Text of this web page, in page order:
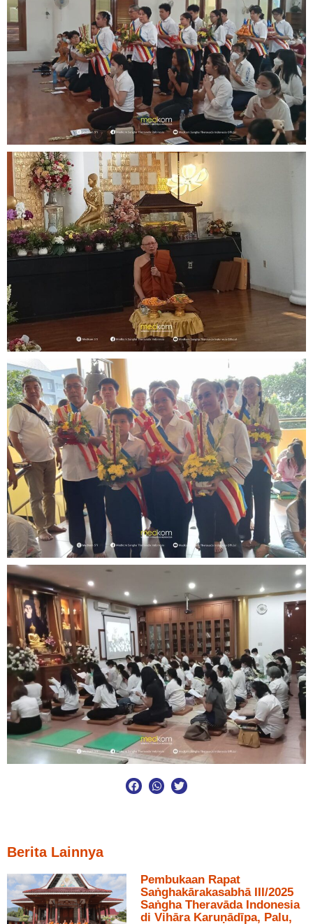
Berita Lainnya
Pembukaan Rapat
Saṅghakārakasabhā III/2025
Saṅgha Theravāda Indonesia
di Vihāra Karuṇādīpa, Palu,